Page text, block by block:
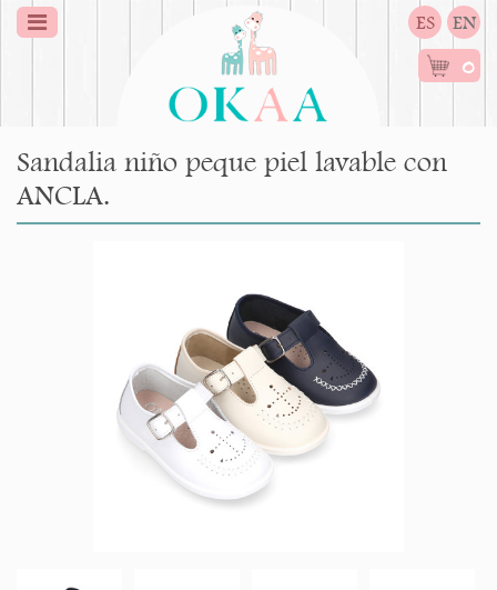
ES EN
0
Sandalia niño peque piel lavable con
ANCLA.